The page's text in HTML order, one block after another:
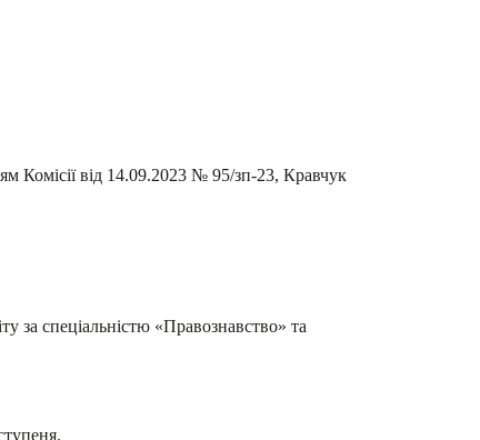
Комісії від 14.09.2023 № 95/зп-23, Кравчук
за спеціальністю «Правознавство» та